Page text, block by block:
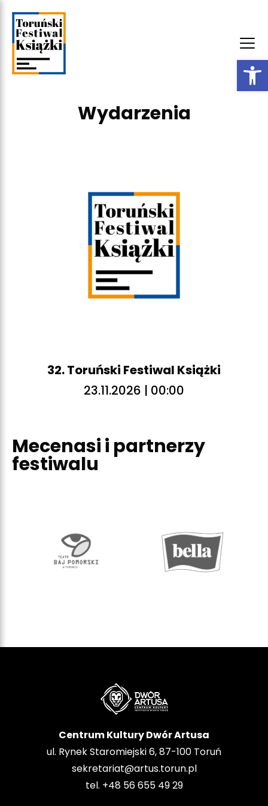
Wydarzenia
32. Toruński Festiwal Książki
23.11.2026 | 00:00
Mecenasi i partnerzy
festiwalu
Centrum Kultury Dwór Artusa
ul. Rynek Staromiejski 6, 87-100 Toruń
sekretariat@artus.torun.pl
tel. +48 56 655 49 29